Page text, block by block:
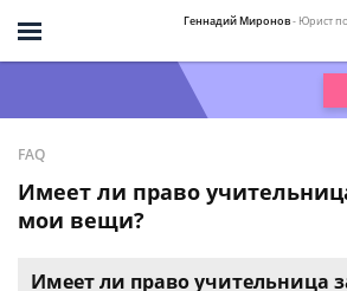
Геннадий Миронов- Юрист
FAQ
Имеет ли право
мои вещи?
Имеет ли право учительница